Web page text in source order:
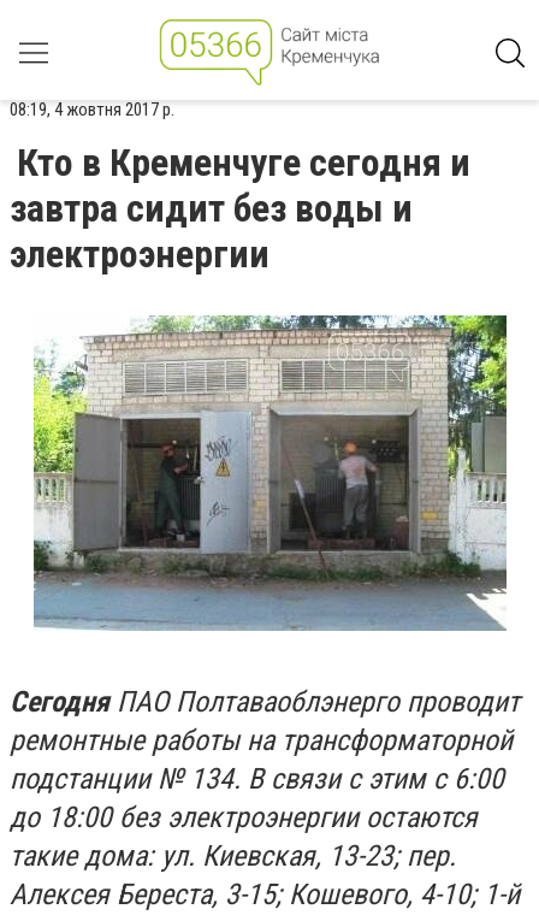
08:19, 4 жовтня 2017 р.
Кто в Кременчуге сегодня и
завтра сидит без воды и
электроэнергии
СегодняПАО Полтаваоблэнерго проводит
ремонтные работы на трансформаторной
подстанции № 134. В связи с этим с 6:00
до 18:00 без электроэнергии остаются
такие дома: ул. Киевская, 13-23; пер.
Алексея Береста, 3-15; Кошевого, 4-10; 1-й